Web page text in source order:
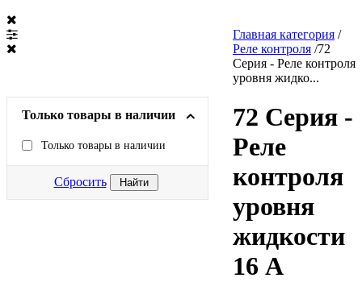
Только товары в наличии
Только товары в наличии
Сбросить
Главная категория /
Реле контроля /72
Серия - Реле контроля
уровня жидко...
72 Серия -
Реле
контроля
уровня
жидкости
16 А